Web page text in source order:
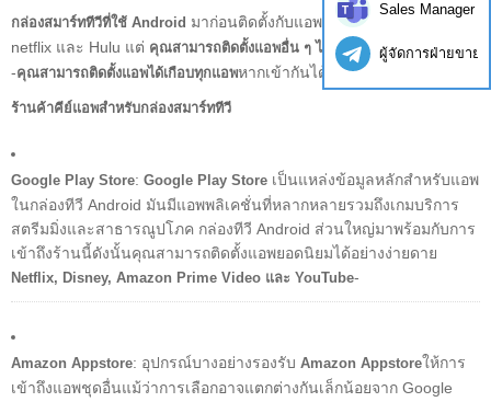
กล่องสมาร์ททีวีที่ใช้ Android มาก่อนติดตั้งกับแอพบางตัวเช่น YouTube-
netflix และ Hulu แต่ คุณสามารถติดตั้งแอพอื่น ๆ ได้หรือไม่?คำตอบคือใช่
-คุณสามารถติดตั้งแอพได้เกือบทุกแอพหากเข้ากันได้กับระบบปฏิบัติการ
ร้านค้าคีย์แอพสำหรับกล่องสมาร์ททีวี
Google Play Store: Google Play Store เป็นแหล่งข้อมูลหลักสำหรับแอพ
ในกล่องทีวี Android มันมีแอพพลิเคชั่นที่หลากหลายรวมถึงเกมบริการ
สตรีมมิ่งและสาธารณูปโภค กล่องทีวี Android ส่วนใหญ่มาพร้อมกับการ
เข้าถึงร้านนี้ดังนั้นคุณสามารถติดตั้งแอพยอดนิยมได้อย่างง่ายดาย
Netflix, Disney, Amazon Prime Video และ YouTube-
Amazon Appstore: อุปกรณ์บางอย่างรองรับ Amazon Appstoreให้การ
เข้าถึงแอพชุดอื่นแม้ว่าการเลือกอาจแตกต่างกันเล็กน้อยจาก Google
Sales Manager
ผู้จัดการฝ่ายขาย